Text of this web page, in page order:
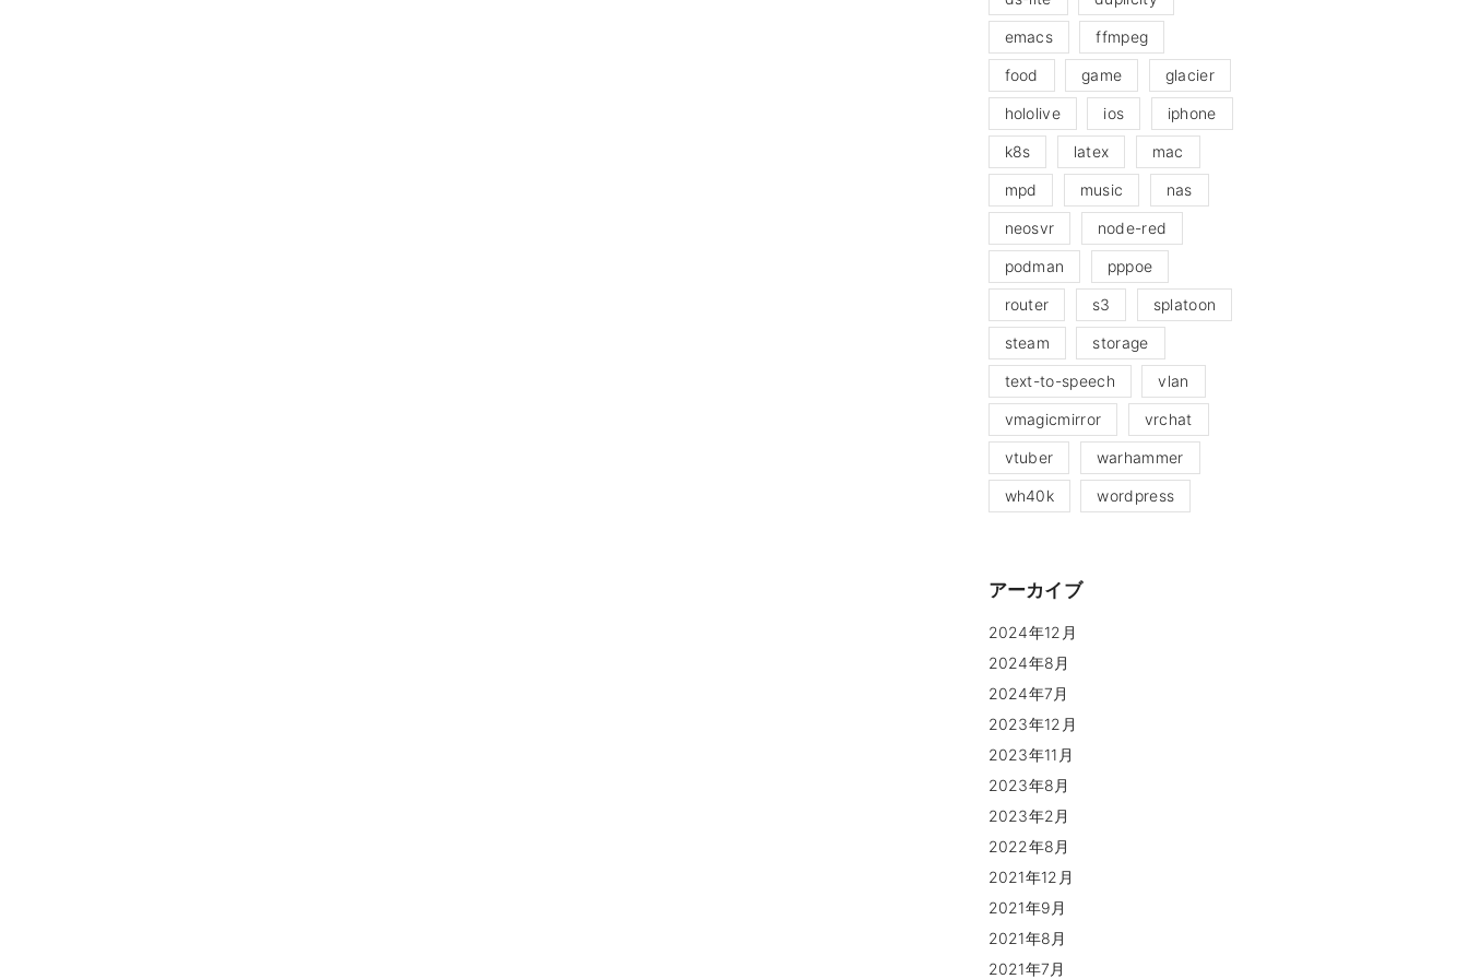
emacs ffmpeg
food game glacier
hololive ios iphone
k8s latex mac
mpd music nas
neosvr node-red
podman pppoe
router s3 splatoon
steam storage
text-to-speech vlan
vmagicmirror vrchat
vtuber warhammer
wh40k wordpress
アーカイブ
2024年12月
2024年8月
2024年7月
2023年12月
2023年11月
2023年8月
2023年2月
2022年8月
2021年12月
2021年9月
2021年8月
2021年7月